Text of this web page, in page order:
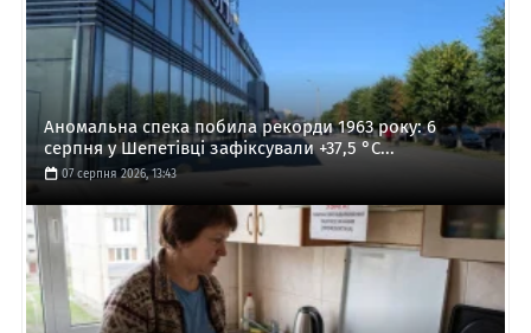
Аномальна спека побила рекорди 1963 року: 6
серпня у Шепетівці зафіксували +37,5 °C...
07 серпня 2026, 13:43